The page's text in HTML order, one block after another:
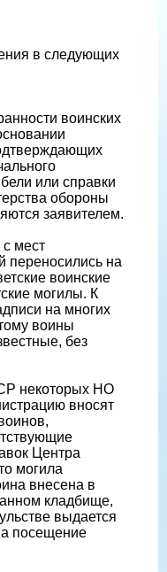
в следующих
воинских
или справки
обороны
заявителем.
мест
переносились на
воинские
могилы. К
на многих
воины
без
некоторых НО
вносят
Центра
могила
внесена в
кладбище,
выдается
посещение